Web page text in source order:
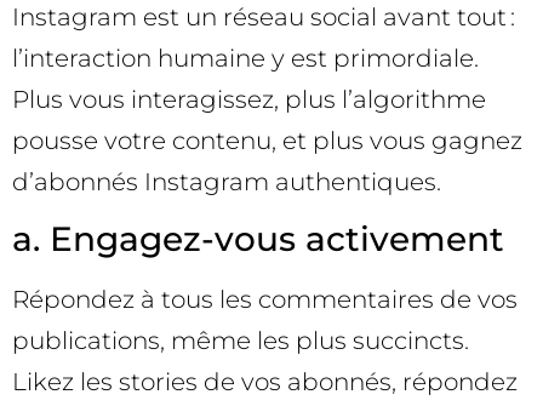
Instagram est un réseau social avant tout :
l’interaction humaine y est primordiale.
Plus vous interagissez, plus l’algorithme
pousse votre contenu, et plus vous gagnez
d’abonnés Instagram authentiques.
a. Engagez-vous activement
Répondez à tous les commentaires de vos
publications, même les plus succincts.
Likez les stories de vos abonnés, répondez